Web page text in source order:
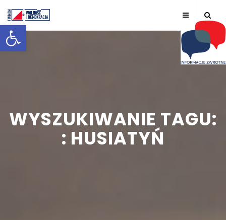
Otwórz pasek narzędzi
WYSZUKIWANIE TAGU:
: HUSIATYŃ